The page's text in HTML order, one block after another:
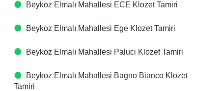
Beykoz Elmalı Mahallesi ECE Klozet Tamiri
Beykoz Elmalı Mahallesi Ege Klozet Tamiri
Beykoz Elmalı Mahallesi Paluci Klozet Tamiri
Beykoz Elmalı Mahallesi Bagno Bianco Klozet
Tamiri